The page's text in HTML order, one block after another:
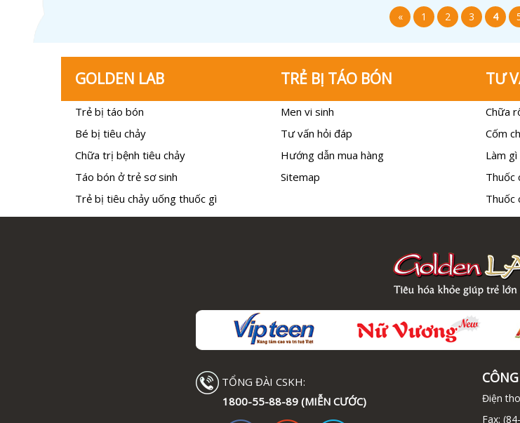
« 1 2 3 4
GOLDEN LAB
Trẻ bị táo bón
Bé bị tiêu chảy
Chữa trị bệnh tiêu chảy
Táo bón ở trẻ sơ sinh
Trẻ bị tiêu chảy uống thuốc gì
TRẺ BỊ TÁO BÓN
Men vi sinh
Tư vấn hỏi đáp
Hướng dẫn mua hàng
Sitemap
TƯ
Chữa
Cốm
Làm
Thuốc
Thuốc
TỔNG ĐÀI CSKH:
1800-55-88-89 (MIỄN CƯỚC)
Điện
Fax: